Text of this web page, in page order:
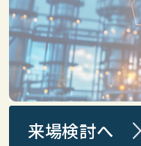
来場検討へ